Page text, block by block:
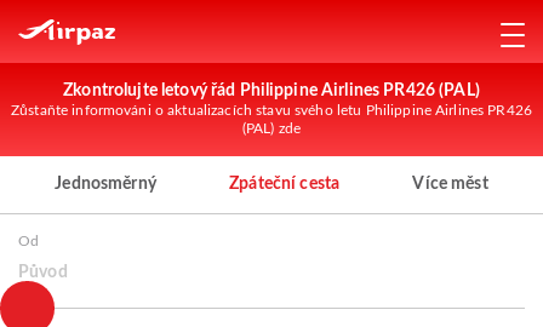
Zkontrolujte letový řád Philippine Airlines PR426 (PAL)
Zůstaňte informováni o aktualizacích stavu svého letu Philippine Airlines PR426
(PAL) zde
Jednosměrný Zpáteční cesta Více měst
Od
Původ